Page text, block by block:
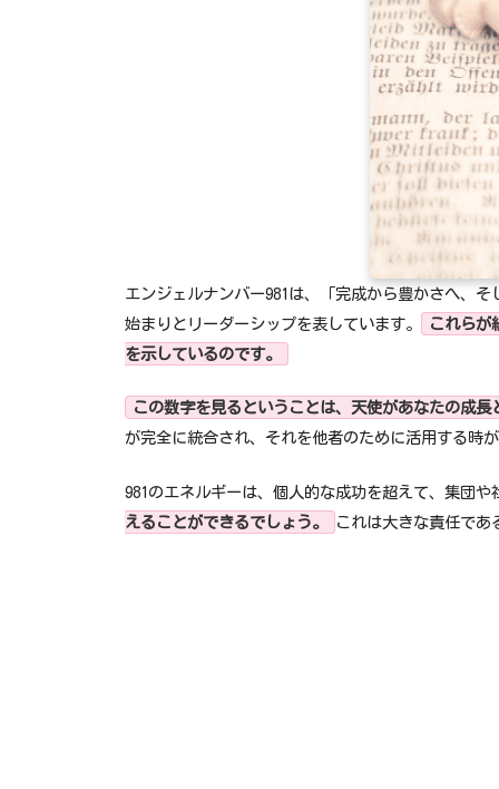
エンジェルナンバー981は、「完成から豊かさへ、
始まりとリーダーシップを表しています。
これらが
を示しているのです。
この数字を見るということは、天使があなたの成
が完全に統合され、それを他者のために活用する時
981のエネルギーは、個人的な成功を超えて、集団
えることができるでしょう。
これは大きな責任であ